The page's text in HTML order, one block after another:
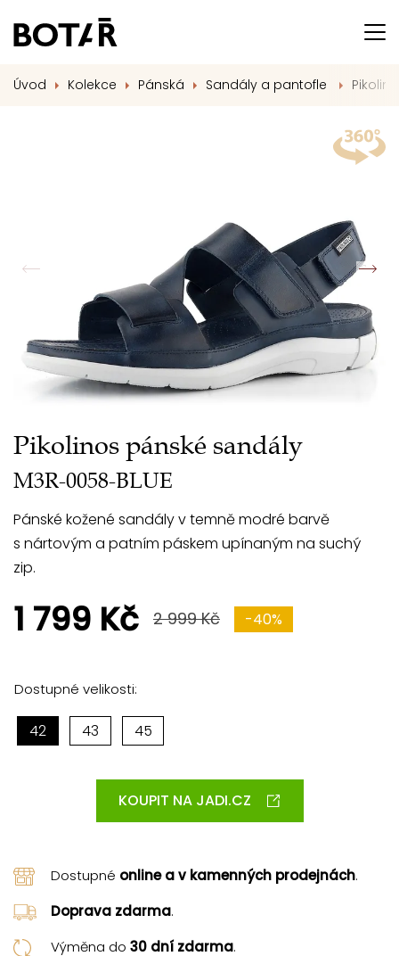
Úvod Kolekce Pánská Sandály a pantofle
Pikolinos pánské sandály
M3R-0058-BLUE
Pánské kožené sandály v temně modré barvě
s nártovým a patním páskem upínaným na suchý
zip.
1 799 Kč 2 999 Kč -40%
Dostupné velikosti:
42 43 45
KOUPIT NA JADI.CZ
Dostupné online a v kamenných prodejnách.
Doprava zdarma.
Výměna do 30 dní zdarma.